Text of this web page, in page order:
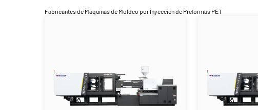
Fabricantes de Máquinas de Moldeo por Inyección de Preformas PET